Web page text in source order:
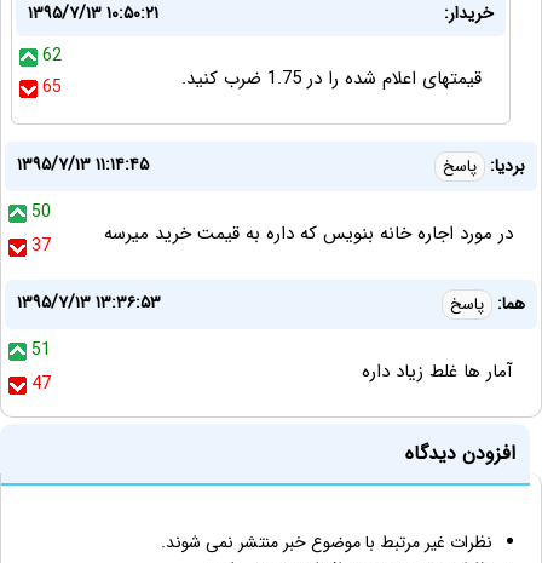
خریدار:
۱۳۹۵/۷/۱۳ ۱۰:۵۰:۲۱
62
65
قیمتهای اعلام شده را در 1.75 ضرب کنید.
بردیا: پاسخ
۱۳۹۵/۷/۱۳ ۱۱:۱۴:۴۵
50
37
در مورد اجاره خانه بنویس که داره به قیمت خرید میرسه
هما: پاسخ
۱۳۹۵/۷/۱۳ ۱۳:۳۶:۵۳
51
47
آمار ها غلط زیاد داره
افزودن دیدگاه
نظرات غیر مرتبط با موضوع خبر منتشر نمی شوند.